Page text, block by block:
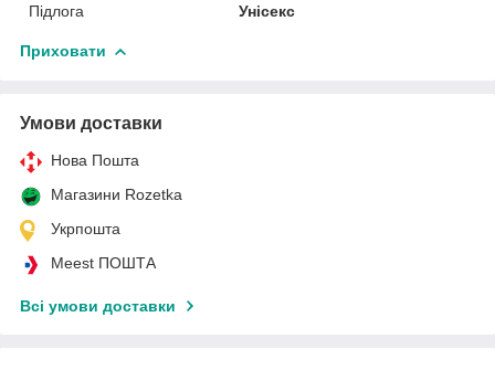
Підлога
Унісекс
Приховати
Умови доставки
Нова Пошта
Магазини Rozetka
Укрпошта
Meest ПОШТА
Всі умови доставки